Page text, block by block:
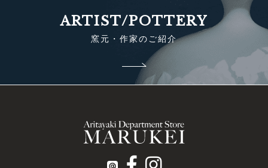
ARTIST/POTTERY
窯元・作家のご紹介